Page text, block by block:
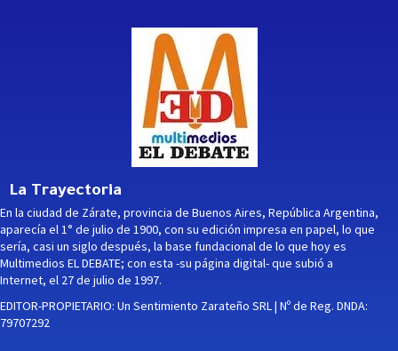
La Trayectoria
En la ciudad de Zárate, provincia de Buenos Aires, República Argentina,
aparecía el 1° de julio de 1900, con su edición impresa en papel, lo que
sería, casi un siglo después, la base fundacional de lo que hoy es
Multimedios EL DEBATE; con esta -su página digital- que subió a
Internet, el 27 de julio de 1997.
EDITOR-PROPIETARIO: Un Sentimiento Zarateño SRL | Nº de Reg. DNDA:
79707292